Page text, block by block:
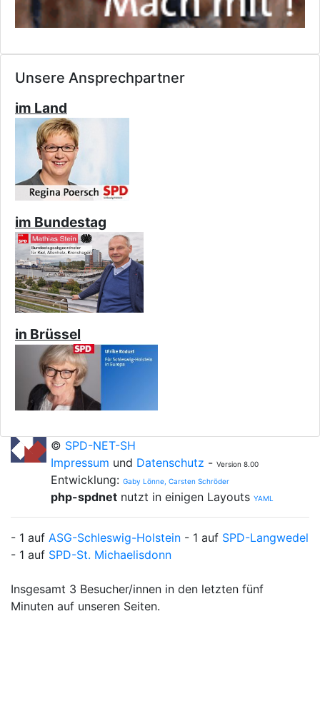
Unsere Ansprechpartner
im Land
im Bundestag
in Brüssel
© SPD-NET-SH
Impressum und Datenschutz - Version 8.00
Entwicklung: Gaby Lönne, Carsten Schröder
php-spdnet nutzt in einigen Layouts YAML
- 1 auf ASG-Schleswig-Holstein - 1 auf SPD-Langwedel
- 1 auf SPD-St. Michaelisdonn
Insgesamt 3 Besucher/innen in den letzten fünf
Minuten auf unseren Seiten.